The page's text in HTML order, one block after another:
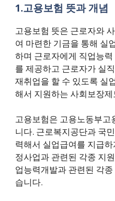
1.고용보험 뜻과 개념
고용보험 뜻은 근로자와
여 마련한 기금을 통해 실
하며 근로자에게 직업능
를 제공하고 근로자가 실
재취업을 할 수 있도록 실
해서 지원하는 사회보장
고용보험은 고용노동부
니다. 근로복지공단과 국
력해서 실업급여를 지급
정사업과 관련된 각종 지
업능력개발과 관련된 각
습니다.